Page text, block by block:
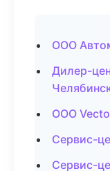
ООО
Дилер-
ООО
Сервис-
Сервис-